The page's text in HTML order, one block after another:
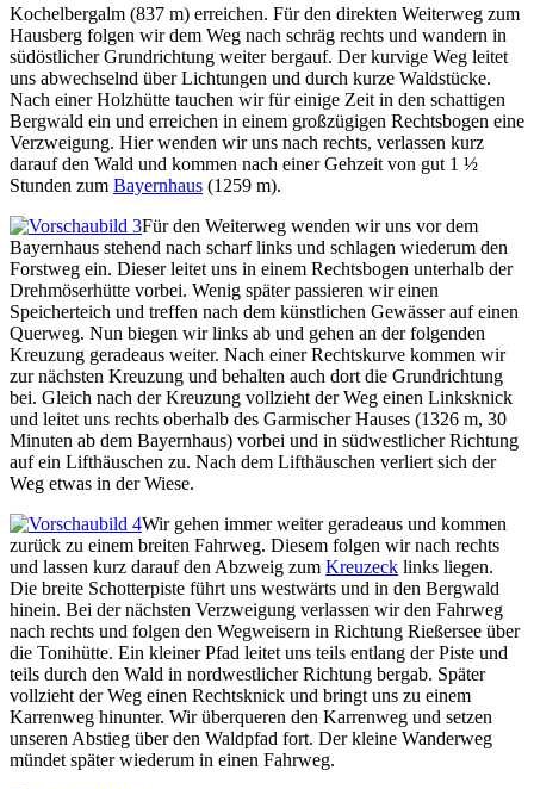
Kochelbergalm (837 m) erreichen. Für den direkten Weiterweg zum
Hausberg folgen wir dem Weg nach schräg rechts und wandern in
südöstlicher Grundrichtung weiter bergauf. Der kurvige Weg leitet
uns abwechselnd über Lichtungen und durch kurze Waldstücke.
Nach einer Holzhütte tauchen wir für einige Zeit in den schattigen
Bergwald ein und erreichen in einem großzügigen Rechtsbogen eine
Verzweigung. Hier wenden wir uns nach rechts, verlassen kurz
darauf den Wald und kommen nach einer Gehzeit von gut 1 ½
Stunden zum Bayernhaus (1259 m).
Für den Weiterweg wenden wir uns vor dem
Bayernhaus stehend nach scharf links und schlagen wiederum den
Forstweg ein. Dieser leitet uns in einem Rechtsbogen unterhalb der
Drehmöserhütte vorbei. Wenig später passieren wir einen
Speicherteich und treffen nach dem künstlichen Gewässer auf einen
Querweg. Nun biegen wir links ab und gehen an der folgenden
Kreuzung geradeaus weiter. Nach einer Rechtskurve kommen wir
zur nächsten Kreuzung und behalten auch dort die Grundrichtung
bei. Gleich nach der Kreuzung vollzieht der Weg einen Linksknick
und leitet uns rechts oberhalb des Garmischer Hauses (1326 m, 30
Minuten ab dem Bayernhaus) vorbei und in südwestlicher Richtung
auf ein Lifthäuschen zu. Nach dem Lifthäuschen verliert sich der
Weg etwas in der Wiese.
Wir gehen immer weiter geradeaus und kommen
zurück zu einem breiten Fahrweg. Diesem folgen wir nach rechts
und lassen kurz darauf den Abzweig zum Kreuzeck links liegen.
Die breite Schotterpiste führt uns westwärts und in den Bergwald
hinein. Bei der nächsten Verzweigung verlassen wir den Fahrweg
nach rechts und folgen den Wegweisern in Richtung Rießersee über
die Tonihütte. Ein kleiner Pfad leitet uns teils entlang der Piste und
teils durch den Wald in nordwestlicher Richtung bergab. Später
vollzieht der Weg einen Rechtsknick und bringt uns zu einem
Karrenweg hinunter. Wir überqueren den Karrenweg und setzen
unseren Abstieg über den Waldpfad fort. Der kleine Wanderweg
mündet später wiederum in einen Fahrweg.